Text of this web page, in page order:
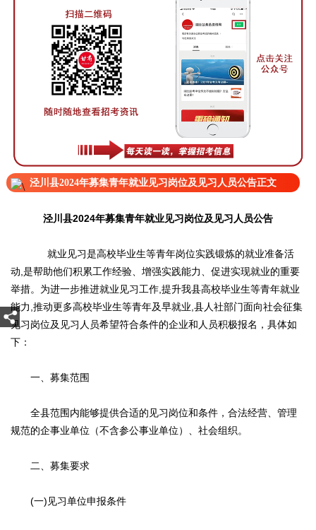
泾川县2024年募集青年就业见习岗位及见习人员公告正文
泾川县2024年募集青年就业见习岗位及见习人员公告
就业见习是高校毕业生等青年岗位实践锻炼的就业准备活
动,是帮助他们积累工作经验、增强实践能力、促进实现就业的重要
举措。为进一步推进就业见习工作,提升我县高校毕业生等青年就业
能力,推动更多高校毕业生等青年及早就业,县人社部门面向社会征集
见习岗位及见习人员希望符合条件的企业和人员积极报名，具体如
下：
一、募集范围
全县范围内能够提供合适的见习岗位和条件，合法经营、管理
规范的企事业单位（不含参公事业单位）、社会组织。
二、募集要求
(一)见习单位申报条件